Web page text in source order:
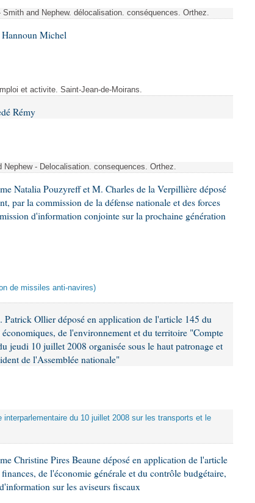
and Nephew. délocalisation. conséquences. Orthez.
Hannoun Michel
et activite. Saint-Jean-de-Moirans.
Rémy
Nephew - Delocalisation. consequences. Orthez.
Natalia Pouzyreff et M. Charles de la Verpillière déposé
par la commission de la défense nationale et des forces
d'information conjointe sur la prochaine génération
de missiles anti-navires)
Ollier déposé en application de l'article 145 du
de l'environnement et du territoire "Compte
jeudi 10 juillet 2008 organisée sous le haut patronage et
de l'Assemblée nationale"
du 10 juillet 2008 sur les transports et le
Christine Pires Beaune déposé en application de l'article
de l'économie générale et du contrôle budgétaire,
sur les aviseurs fiscaux